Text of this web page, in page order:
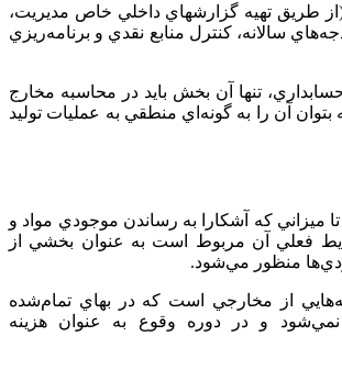
طريق‌ تهيه‌ گزارشهاي‌ داخلي‌ خاص‌ مديريت‌،
سالانه‌، كنترل‌ منابع‌ نقدي‌ و برنامه‌ريزي‌
تنها آن‌ بخش‌ بايد در محاسبه‌ مخارج‌
آن‌ را به گونه‌اي‌ منطقي‌ به‌ عمليات‌ توليد
تا ميزاني‌ كه‌ آشكارا به‌ رساندن‌ موجودي‌ مواد و
فعلي‌ آن‌ مربوط‌ است‌ به عنوان‌ بخشي‌ از
منظور مي‌شود.
از مخارجي‌ است‌ كه‌ در بهاي‌ تمام‌شده‌
و در دوره‌ وقوع‌ به عنوان‌ هزينه‌